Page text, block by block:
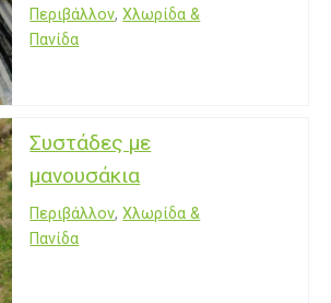
Περιβάλλον,Χλωρίδα &
Πανίδα
Συστάδες με
μανουσάκια
Περιβάλλον,Χλωρίδα &
Πανίδα